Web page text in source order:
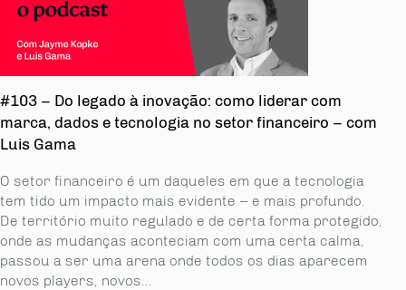
#103 – Do legado à inovação: como liderar com
marca, dados e tecnologia no setor financeiro – com
Luis Gama
O setor financeiro é um daqueles em que a tecnologia
tem tido um impacto mais evidente – e mais profundo.
De território muito regulado e de certa forma protegido,
onde as mudanças aconteciam com uma certa calma,
passou a ser uma arena onde todos os dias aparecem
novos players, novos...